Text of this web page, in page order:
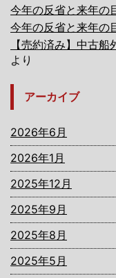
今年の反省と来年の
今年の反省と来年の
【売約済み】中古
より
アーカイブ
2026年6月
2026年1月
2025年12月
2025年9月
2025年8月
2025年5月